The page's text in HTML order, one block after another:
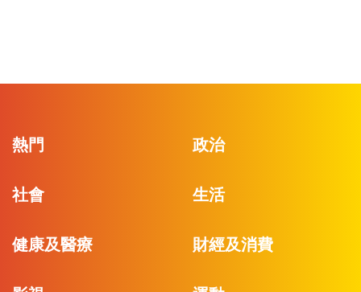
熱門 政治
社會 生活
健康及醫療 財經及消費